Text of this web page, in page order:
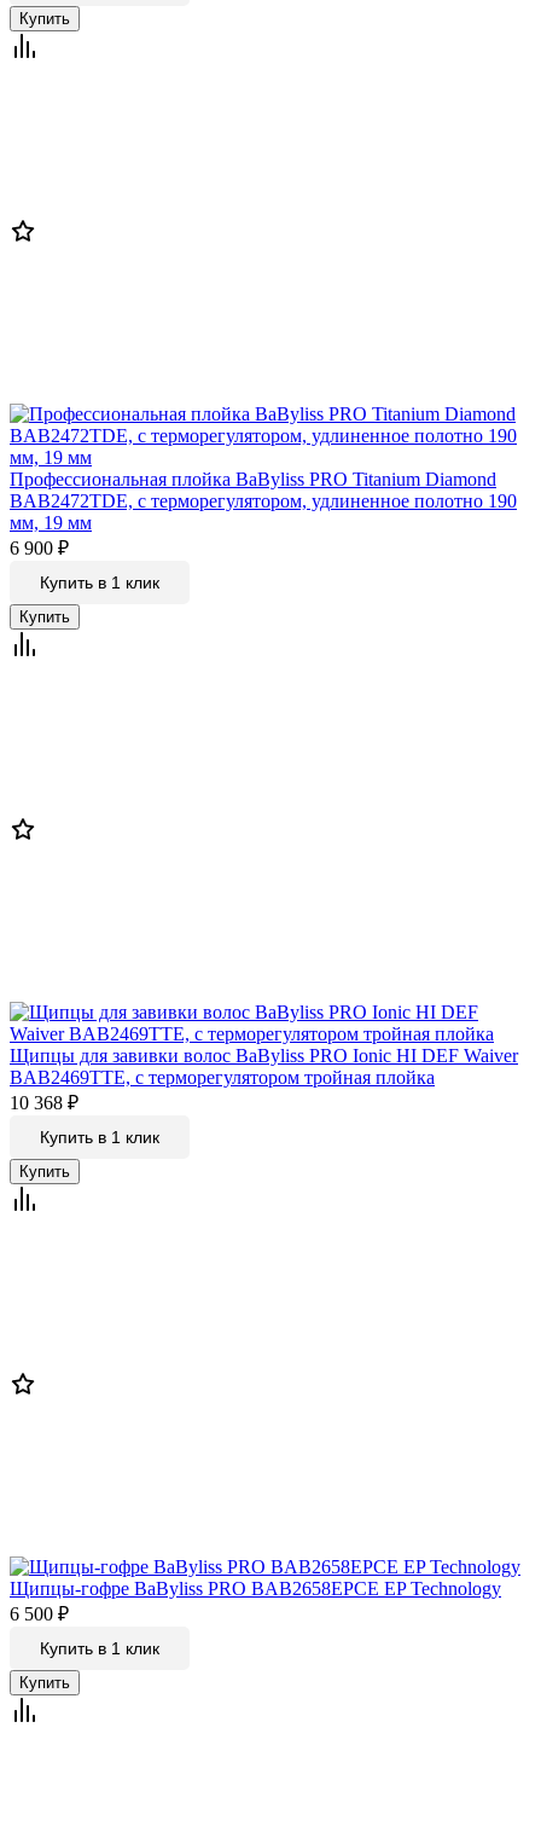
Профессиональная плойка BaByliss PRO Titanium Diamond
BAB2472TDE, с терморегулятором, удлиненное полотно 190
мм, 19 мм
6 900 ₽
Купить в 1 клик
Щипцы для завивки волос BaByliss PRO Ionic HI DEF Waiver
BAB2469TTE, с терморегулятором тройная плойка
10 368 ₽
Купить в 1 клик
Щипцы-гофре BaByliss PRO BAB2658EPCE EP Technology
6 500 ₽
Купить в 1 клик